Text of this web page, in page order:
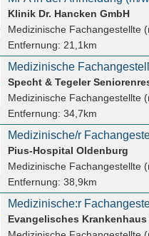
Klinik Dr. Hancken GmbH
Medizinische Fachangestellte
Entfernung: 21,1km
Medizinische Fachangestellte
Entfernung: 34,7km
Pius-Hospital Oldenburg
Medizinische Fachangestellte
Entfernung: 38,9km
Evangelisches